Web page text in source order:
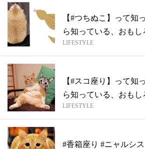
【#つちぬこ】って知
ら知っている、おも
LIFESTYLE
【#スコ座り】って知
ら知っている、おも
LIFESTYLE
#香箱座り #ニャルシスト #鈴カステラetc.